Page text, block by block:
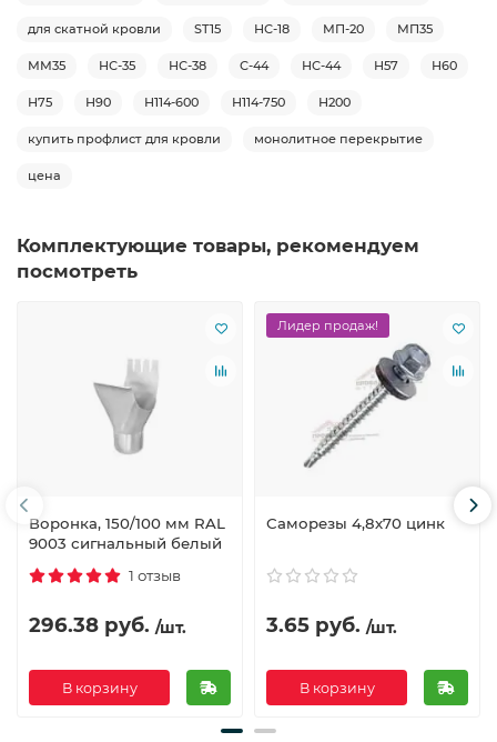
для скатной кровли ST15 НС-18 МП-20 МП35
ММ35 НС-35 НС-38 С-44 НС-44 Н57 Н60
Н75 Н90 Н114-600 Н114-750 Н200
купить профлист для кровли монолитное перекрытие
цена
Комплектующие товары, рекомендуем
посмотреть
Воронка, 150/100 мм RAL
9003 сигнальный белый
1 отзыв
296.38 руб. /шт.
В корзину
Лидер продаж!
Саморезы 4,8х70 цинк
3.65 руб. /шт.
В корзину